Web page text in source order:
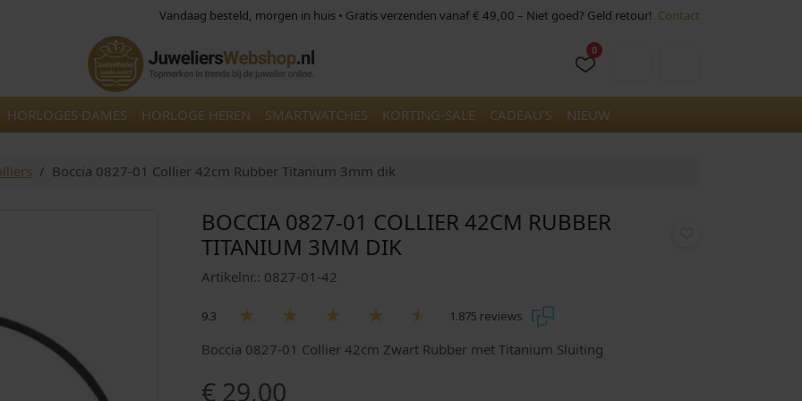
Vandaag besteld, morgen in huis • Gratis verzenden vanaf € 49,00 – Niet goed? Geld retour! Contact
0
HORLOGES DAMES HORLOGE HEREN SMARTWATCHES KORTING-SALE CADEAU’S NIEUW
Boccia 0827-01 Collier 42cm Rubber Titanium 3mm dik
BOCCIA 0827-01 COLLIER 42CM RUBBER
TITANIUM 3MM DIK
Artikelnr.: 0827-01-42
9.3 1.875 reviews
Boccia 0827-01 Collier 42cm Zwart Rubber met Titanium Sluiting
€ 29,00